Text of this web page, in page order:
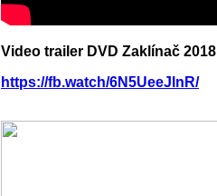
Video trailer DVD Zaklínač 2018
https://fb.watch/6N5UeeJlnR/